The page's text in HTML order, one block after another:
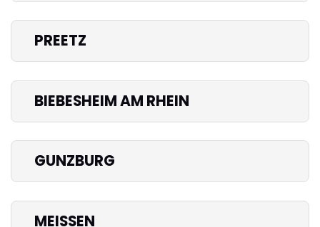
PREETZ
BIEBESHEIM AM RHEIN
GUNZBURG
MEISSEN